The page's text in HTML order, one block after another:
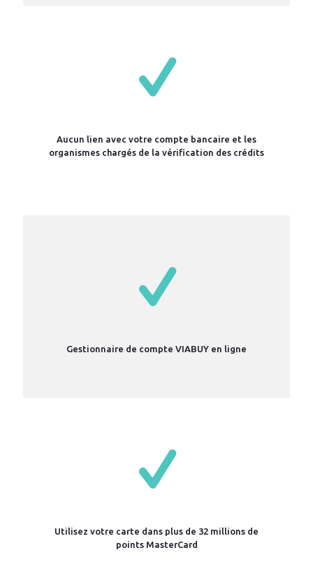
Aucun lien avec votre compte bancaire et les
organismes chargés de la vérification des crédits
Gestionnaire de compte VIABUY en ligne
Utilisez votre carte dans plus de 32 millions de
points MasterCard